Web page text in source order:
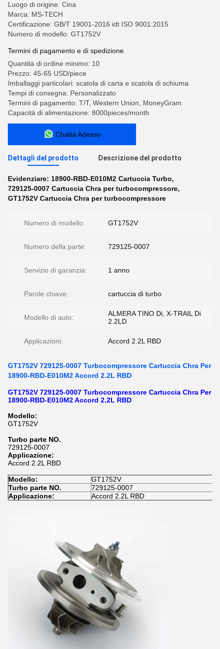
Luogo di origine: Cina
Marca: MS-TECH
Certificazione: GB/T 19001-2016 idt ISO 9001:2015
Numero di modello: GT1752V
Termini di pagamento e di spedizione
Quantità di ordine minimo: 10
Prezzo: 45-65 USD/piece
Imballaggi particolari: scatola di carta e scatola di schiuma
Tempi di consegna: Personalizzato
Termini di pagamento: T/T, Western Union, MoneyGram
Capacità di alimentazione: 8000pieces/month
Chatta Adesso
Dettagli del prodotto Descrizione del prodotto
Evidenziare: 18900-RBD-E010M2 Cartuccia Turbo,
729125-0007 Cartuccia Chra per turbocompressore,
GT1752V Cartuccia Chra per turbocompressore
Numero di modello: GT1752V
Numero della parte: 729125-0007
Servizio di garanzia: 1 anno
Parole chiave: cartuccia di turbo
Modello di auto:
ALMERA TINO Di, X-TRAIL Di
2.2LD
Applicazioni: Accord 2.2L RBD
GT1752V 729125-0007 Turbocompressore Cartuccia Chra Per
18900-RBD-E010M2 Accord 2.2L RBD
GT1752V 729125-0007 Turbocompressore Cartuccia Chra Per
18900-RBD-E010M2 Accord 2.2L RBD
Modello:
GT1752V
Turbo parte NO.
729125-0007
Applicazione:
Accord 2.2L RBD
Modello:
GT1752V
Turbo parte NO.
729125-0007
Applicazione:
Accord 2.2L RBD